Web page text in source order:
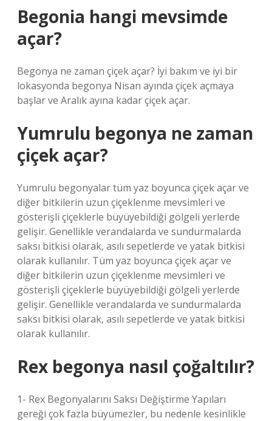
Begonia hangi mevsimde
açar?
Begonya ne zaman çiçek açar? İyi bakım ve iyi bir
lokasyonda begonya Nisan ayında çiçek açmaya
başlar ve Aralık ayına kadar çiçek açar.
Yumrulu begonya ne zaman
çiçek açar?
Yumrulu begonyalar tüm yaz boyunca çiçek açar ve
diğer bitkilerin uzun çiçeklenme mevsimleri ve
gösterişli çiçeklerle büyüyebildiği gölgeli yerlerde
gelişir. Genellikle verandalarda ve sundurmalarda
saksı bitkisi olarak, asılı sepetlerde ve yatak bitkisi
olarak kullanılır. Tüm yaz boyunca çiçek açar ve
diğer bitkilerin uzun çiçeklenme mevsimleri ve
gösterişli çiçeklerle büyüyebildiği gölgeli yerlerde
gelişir. Genellikle verandalarda ve sundurmalarda
saksı bitkisi olarak, asılı sepetlerde ve yatak bitkisi
olarak kullanılır.
Rex begonya nasıl çoğaltılır?
1- Rex Begonyalarını Saksı Değiştirme Yapıları
gereği çok fazla büyümezler, bu nedenle kesinlikle